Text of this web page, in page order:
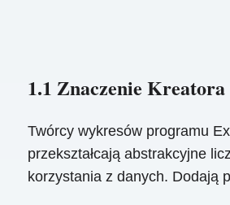
1.1 Znaczenie
Twórcy wykresów programu
przekształcają abstrakcyjne
korzystania z danych. Dodają